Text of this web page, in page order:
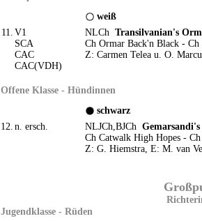
weiß
11. V1
SCA
CAC
CAC(VDH)
NLCh Transilvanian's
Ch Ormar Back'n Black -
Z: Carmen Telea u. O.
Offene Klasse - Hündinnen
schwarz
12. n. ersch. NLJCh,BJCh Gemarsandi's
Ch Catwalk High Hopes -
Z: G. Hiemstra, E: M. van
Jugendklasse - Rüden